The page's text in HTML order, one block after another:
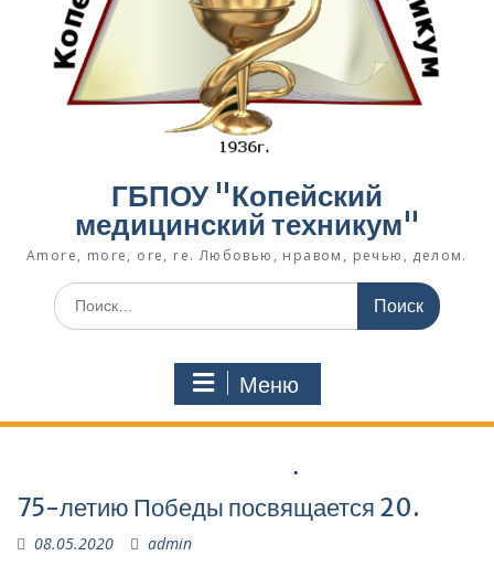
ГБПОУ "Копейский
медицинский техникум"
Amore, more, ore, re. Любовью, нравом, речью, делом.
Поиск
по:
Меню
75-летию Победы посвящается 20.
08.05.2020 admin